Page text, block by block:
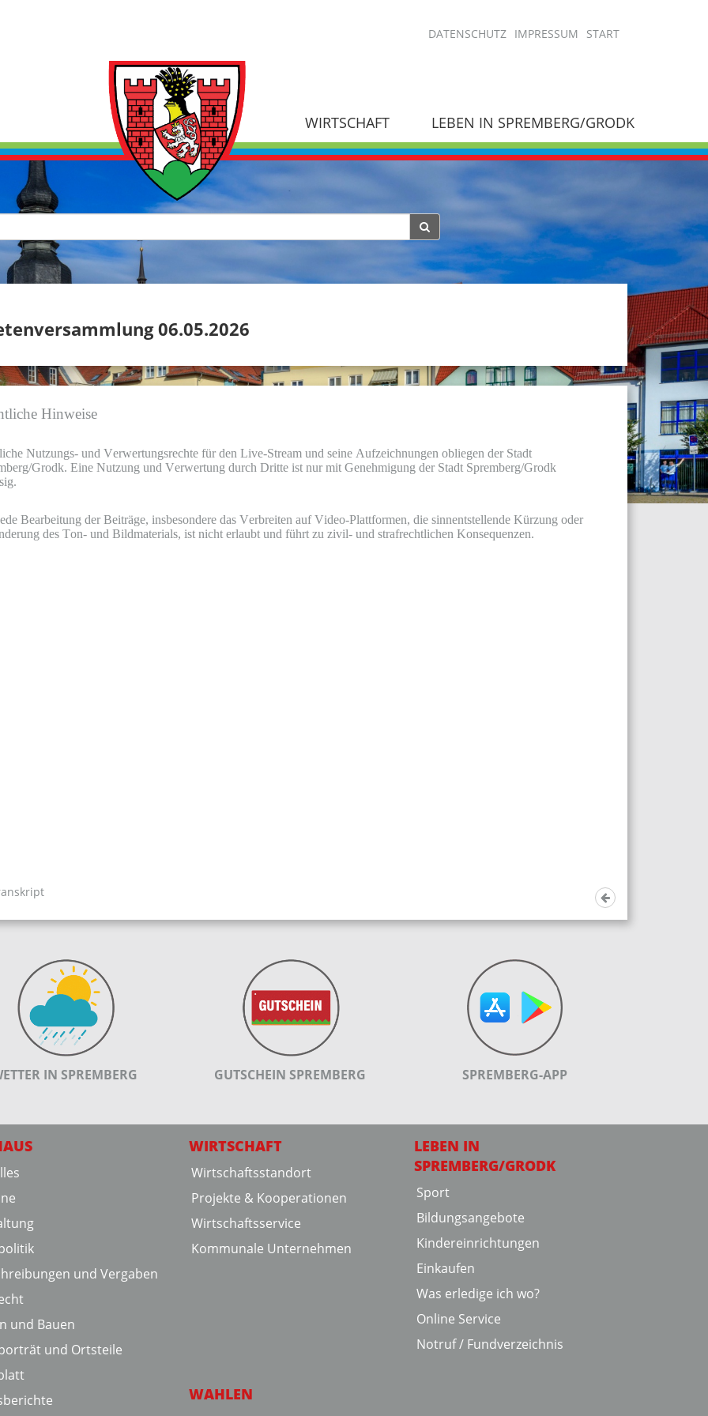
DATENSCHUTZ IMPRESSUM START
WIRTSCHAFT LEBEN IN SPREMBERG/GRODK
06.05.2026
Hinweise
Nutzungs- und Verwertungsrechte für den Live-Stream und seine Aufzeichnungen obliegen der Stadt
Grodk. Eine Nutzung und Verwertung durch Dritte ist nur mit Genehmigung der Stadt Spremberg/Grodk
Bearbeitung der Beiträge, insbesondere das Verbreiten auf Video-Plattformen, die sinnentstellende Kürzung oder
des Ton- und Bildmaterials, ist nicht erlaubt und führt zu zivil- und strafrechtlichen Konsequenzen.
IN SPREMBERG GUTSCHEIN SPREMBERG SPREMBERG-APP
und Vergaben
und Bauen
und Ortsteile
WIRTSCHAFT
Wirtschaftsstandort
Projekte & Kooperationen
Wirtschaftsservice
Kommunale Unternehmen
LEBEN IN
SPREMBERG/GRODK
Sport
Bildungsangebote
Kindereinrichtungen
Einkaufen
Was erledige ich wo?
Online Service
Notruf / Fundverzeichnis
WAHLEN